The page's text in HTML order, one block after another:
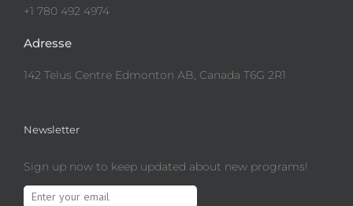
+1 780 492 4974
Adresse
142 Telus Centre Edmonton AB, Canada T6G 2R1
Newsletter
Sign up now to keep updated about new programs!